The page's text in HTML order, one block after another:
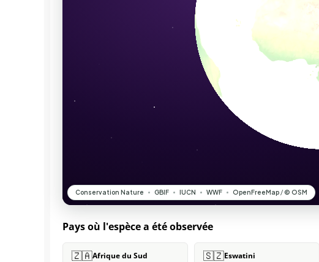
Pays où l'espèce a été observée
🇿🇦Afrique du Sud 🇸🇿Eswatini